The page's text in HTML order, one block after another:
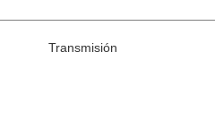
Transmisión